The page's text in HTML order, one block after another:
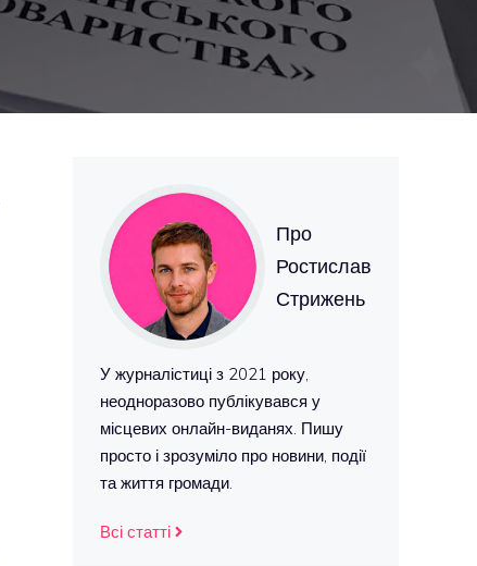
Про
Ростислав
Стрижень
У журналістиці з 2021 року,
неодноразово публікувався у
місцевих онлайн-виданях. Пишу
просто і зрозуміло про новини, події
та життя громади.
Всі статті